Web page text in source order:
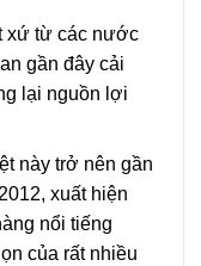
xứ từ các nước
gần đây cải
lại nguồn lợi
này trở nên gần
xuất hiện
nổi tiếng
của rất nhiều